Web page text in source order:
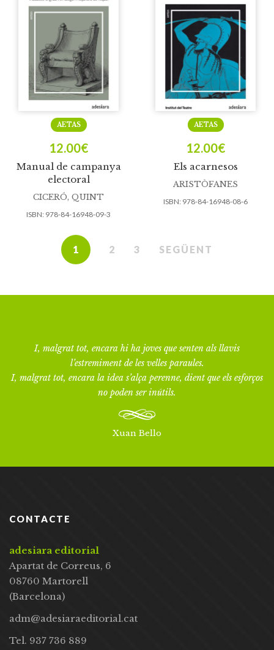
Manual de campanya
electoral
AETAS
12.00€
CICERÓ, QUINT
ISBN: 978-84-16948-09-3
Els acarnesos
AETAS
12.00€
ARISTÒFANES
ISBN: 978-84-16948-08-6
1 2 3 SEGÜENT
I, malgrat tot, encara hi ha joves que senten als llavis
l’estremiment de les velles paraules.
I, malgrat tot, encara la idea s’alça perenne, dient que els esforços
no poden ser inútils.
Xuan Bello
CONTACTE
adesiara editorial
Apartat de Correus, 6
08760 Martorell
(Barcelona)
adm@adesiaraeditorial.cat
Tel. 937 736 889